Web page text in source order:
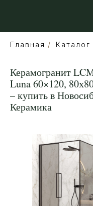
Главная / Каталог
Керамогранит
Luna 60×120,
– купить в
Керамика